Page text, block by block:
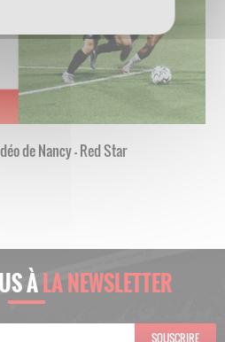
de Nancy - Red Star
ÀLA NEWSLETTER
SOUSCRIRE